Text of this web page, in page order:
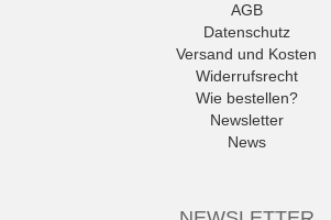
AGB
Datenschutz
Versand und Kosten
Widerrufsrecht
Wie bestellen?
Newsletter
News